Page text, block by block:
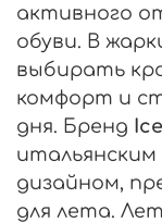
активного
обуви. В
выбирать
комфорт и
дня. Бренд
дизайном,
для лета.